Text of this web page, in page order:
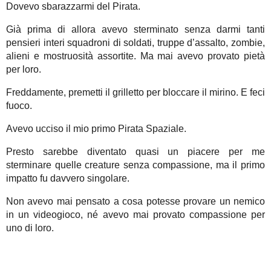
Dovevo sbarazzarmi del Pirata.
Già prima di allora avevo sterminato senza darmi tanti
pensieri interi squadroni di soldati, truppe d’assalto, zombie,
alieni e mostruosità assortite. Ma mai avevo provato pietà
per loro.
Freddamente, premetti il grilletto per bloccare il mirino. E feci
fuoco.
Avevo ucciso il mio primo Pirata Spaziale.
Presto sarebbe diventato quasi un piacere per me
sterminare quelle creature senza compassione, ma il primo
impatto fu davvero singolare.
Non avevo mai pensato a cosa potesse provare un nemico
in un videogioco, né avevo mai provato compassione per
uno di loro.